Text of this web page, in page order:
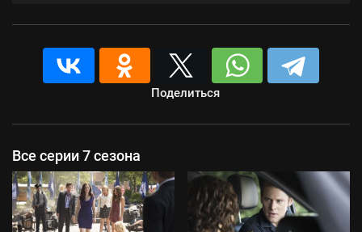
Поделиться
Все серии 7 сезона